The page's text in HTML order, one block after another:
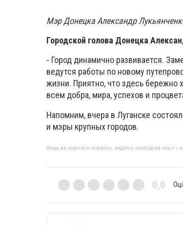
Мэр Донецка Александр
Городской голова Донецка
- Город динамично развивается.
ведутся работы по новому
жизни. Приятно, что здесь бережно
всем добра, мира, успехов и
Напомним, вчера в Луганске
и мэры крупных городов.
Якщо ви помітили помилку, виділіть необхідний текст і
0,0